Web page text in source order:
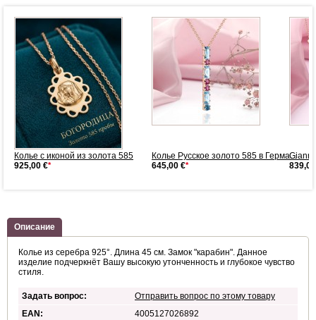
Колье с иконой из золота 585
925,00 €*
Колье Русское золото 585 в Герма...
645,00 €*
Gianni
Описание
Колье из серебра 925°. Длина 45 см. Замок "карабин". Данное
изделие подчеркнёт Вашу высокую утонченность и глубокое чувство
стиля.
Задать вопрос:
Отправить вопрос по этому товару
EAN:
4005127026892